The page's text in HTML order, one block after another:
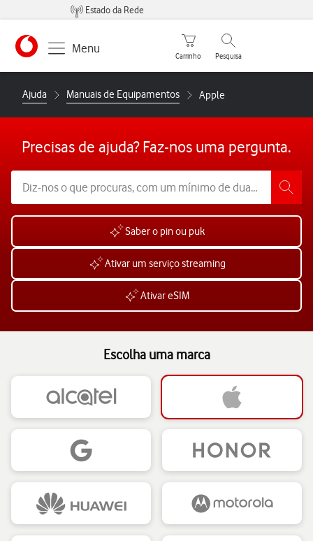
Estado da Rede
https://www.vodafone.pt
Menu
Carrinho de compras
Carrinho
Pesquisar
Pesquisa
Ajuda Manuais de Equipamentos Apple
Precisas de ajuda? Faz-nos uma pergunta.
Saber o pin ou puk
Ativar um serviço streaming
Ativar eSIM
Escolha uma marca